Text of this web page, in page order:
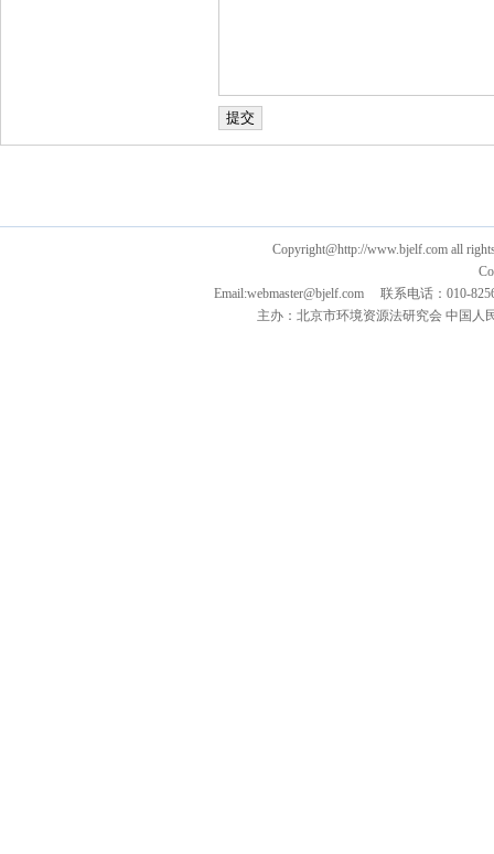
Copyright@http://www.bjelf.com all
Email:webmaster@bjelf.com 联系电话：010-
主办：北京市环境资源法研究会 中国人